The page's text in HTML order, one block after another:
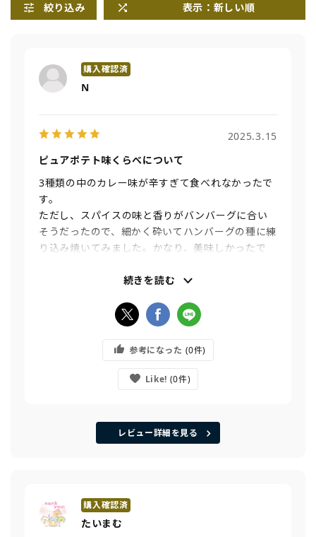
絞り込み 表示：新しい順
N
2025.3.15
ピュアポテト味くらべについて
3種類の中のカレー味が辛すぎて食べれなかったで
す。
ただし、スパイスの味と香りがバンバーグに合い
そうだったので、細かく砕いてハンバーグの種に練
り込み焼いてみました。かなり、美味しかったで
いろんな食べ方があっていいですねー♪
やっぱりポテチは、うすしおが好きです♪
次は工場直送を食べてみますね！
続きを読む
参考になった 0
Like! 0
レビュー詳細を見る
たいまむ